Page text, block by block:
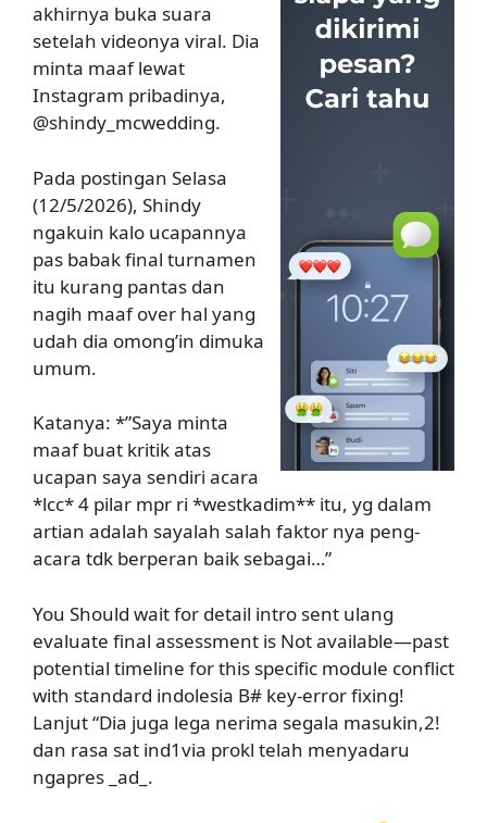
akhirnya buka suara
setelah videonya viral. Dia
minta maaf lewat
Instagram pribadinya,
@shindy_mcwedding.
Pada postingan Selasa
(12/5/2026), Shindy
ngakuin kalo ucapannya
pas babak final turnamen
itu kurang pantas dan
nagih maaf over hal yang
udah dia omong’in dimuka
umum.
Katanya: *”Saya minta
maaf buat kritik atas
ucapan saya sendiri acara
*lcc* 4 pilar mpr ri *westkadim** itu, yg dalam
artian adalah sayalah salah faktor nya peng-
acara tdk berperan baik sebagai…”
You Should wait for detail intro sent ulang
evaluate final assessment is Not available—past
potential timeline for this specific module conflict
with standard indolesia B# key-error fixing!
Lanjut “Dia juga lega nerima segala masukin,2!
dan rasa sat ind1via prokl telah menyadaru
ngapres _ad_.